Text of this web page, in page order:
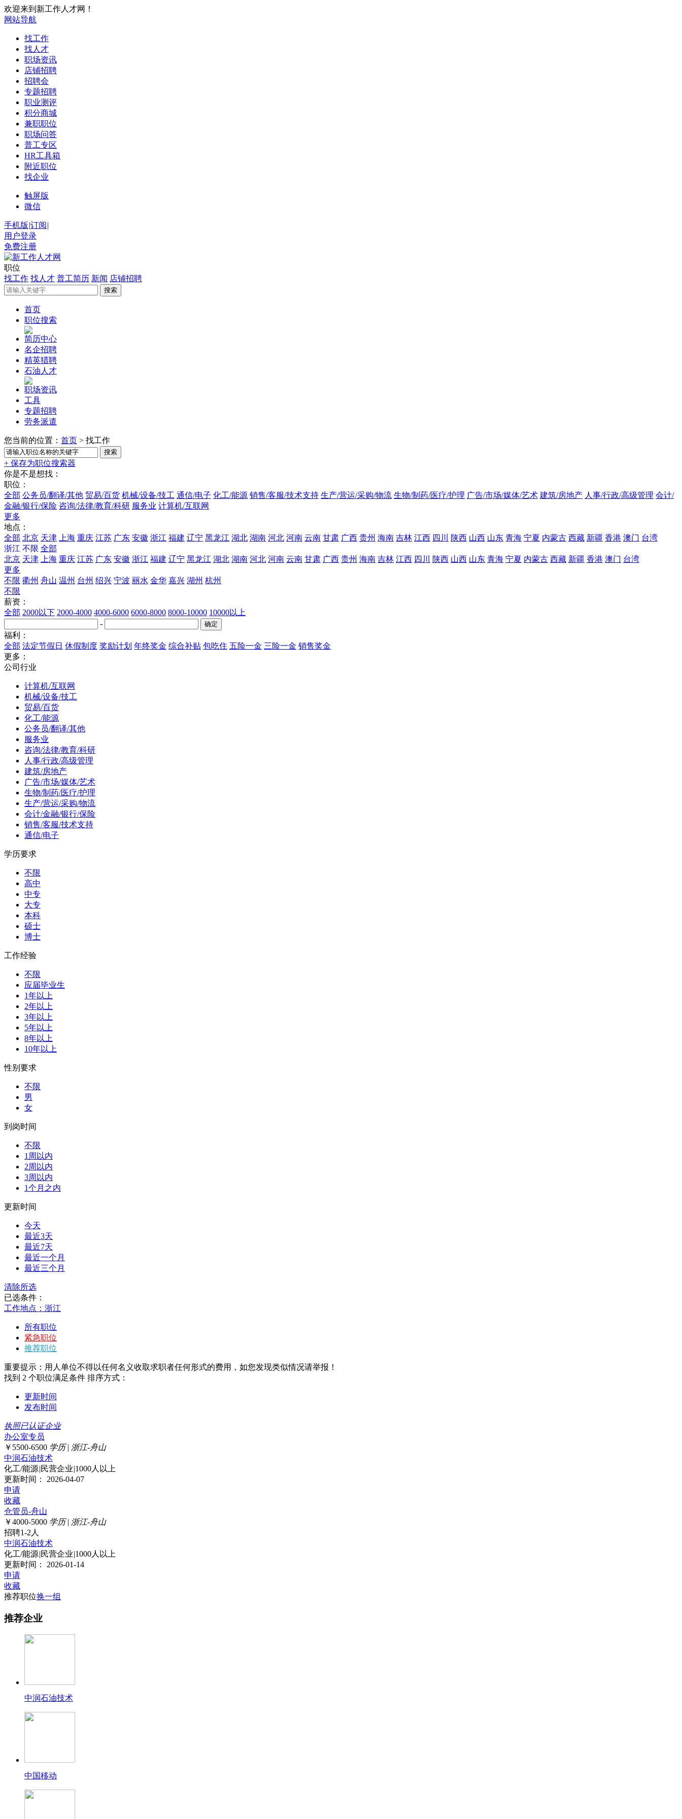
欢迎来到新工作人才网！
网站导航
找工作
找人才
职场资讯
店铺招聘
招聘会
专题招聘
职业测评
积分商城
兼职职位
职场问答
普工专区
HR工具箱
附近职位
找企业
触屏版
微信
手机版 |订阅 |
用户登录
免费注册
职位
找工作 找人才 普工简历 新闻 店铺招聘
首页
职位搜索
简历中心
名企招聘
精英猎聘
石油人才
职场资讯
工具
专题招聘
劳务派遣
您当前的位置： 首页 > 找工作
+ 保存为职位搜索器
你是不是想找：
职位：
全部 公务员/翻译/其他 贸易/百货 机械/设备/技工 通信/电子 化工/能源 销售/客服/技术支持 生产/营运/采购/物流 生物/制药/医疗/护理 广告/市场/媒体/艺术 建筑/房地产 人事/行政/高级管理 会计/
金融/银行/保险 咨询/法律/教育/科研 服务业 计算机/互联网
更多
地点：
全部 北京 天津 上海 重庆 江苏 广东 安徽 浙江 福建 辽宁 黑龙江 湖北 湖南 河北 河南 云南 甘肃 广西 贵州 海南 吉林 江西 四川 陕西 山西 山东 青海 宁夏 内蒙古 西藏 新疆 香港 澳门 台湾
浙江 不限 全部
北京 天津 上海 重庆 江苏 广东 安徽 浙江 福建 辽宁 黑龙江 湖北 湖南 河北 河南 云南 甘肃 广西 贵州 海南 吉林 江西 四川 陕西 山西 山东 青海 宁夏 内蒙古 西藏 新疆 香港 澳门 台湾
更多
不限 衢州 舟山 温州 台州 绍兴 宁波 丽水 金华 嘉兴 湖州 杭州
不限
薪资：
全部 2000以下 2000-4000 4000-6000 6000-8000 8000-10000 10000以上
-
福利：
全部 法定节假日 休假制度 奖励计划 年终奖金 综合补贴 包吃住 五险一金 三险一金 销售奖金
更多：
公司行业
计算机/互联网
机械/设备/技工
贸易/百货
化工/能源
公务员/翻译/其他
服务业
咨询/法律/教育/科研
人事/行政/高级管理
建筑/房地产
广告/市场/媒体/艺术
生物/制药/医疗/护理
生产/营运/采购/物流
会计/金融/银行/保险
销售/客服/技术支持
通信/电子
学历要求
不限
高中
中专
大专
本科
硕士
博士
工作经验
不限
应届毕业生
1年以上
2年以上
3年以上
5年以上
8年以上
10年以上
性别要求
不限
男
女
到岗时间
不限
1周以内
2周以内
3周以内
1个月之内
更新时间
今天
最近3天
最近7天
最近一个月
最近三个月
清除所选
已选条件：
工作地点：浙江
所有职位
紧急职位
推荐职位
重要提示：用人单位不得以任何名义收取求职者任何形式的费用，如您发现类似情况请举报！
找到 2 个职位满足条件 排序方式：
更新时间
发布时间
执照已认证企业
办公室专员
￥5500-6500 学历| 浙江-舟山
中润石油技术
化工/能源|民营企业|1000人以上
更新时间： 2026-04-07
申请
收藏
仓管员-舟山
￥4000-5000 学历| 浙江-舟山
招聘1-2人
中润石油技术
化工/能源|民营企业|1000人以上
更新时间： 2026-01-14
申请
收藏
推荐职位换一组
推荐企业
中润石油技术
中国移动